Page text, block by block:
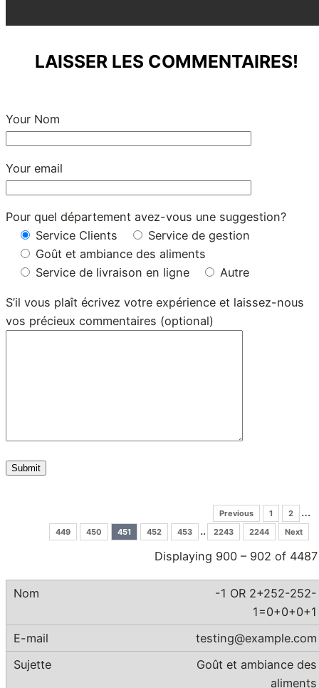
LAISSER LES COMMENTAIRES!
Your Nom
Your email
Pour quel département avez-vous une suggestion?
Service Clients
Service de gestion
Goût et ambiance des aliments
Service de livraison en ligne
Autre
S’il vous plaît écrivez votre expérience et laissez-nous
vos précieux commentaires (optional)
Previous 1 2 …
449 450 451 452 453 .. 2243 2244 Next
Displaying 900 – 902 of 4487
-1 OR 2+252-252-
1=0+0+0+1
testing@example.com
Goût et ambiance des
aliments